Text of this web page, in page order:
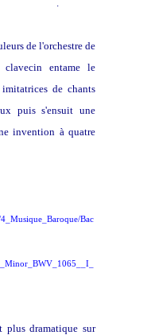
de l'orchestre de
entame le
de chants
puis s'ensuit une
invention à quatre
Bac
plus dramatique sur